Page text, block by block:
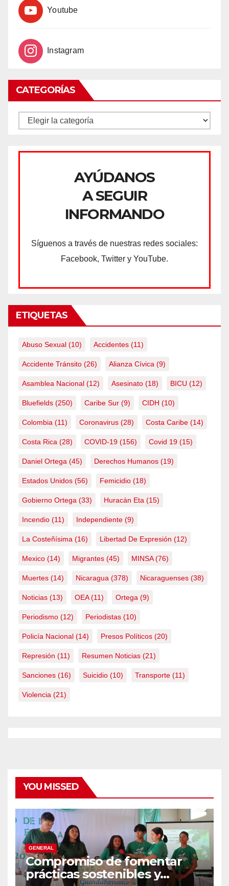
Youtube
Instagram
CATEGORÍAS
CATEGORÍAS
AYÚDANOS
A SEGUIR
INFORMANDO
Síguenos a través de nuestras redes sociales:
Facebook, Twitter y YouTube.
ETIQUETAS
Abuso Sexual (10) Accidentes (11)
Accidente Tránsito (26) Alianza Cívica (9)
Asamblea Nacional (12) Asesinato (18) BICU (12)
Bluefields (250) Caribe Sur (9) CIDH (10)
Colombia (11) Coronavirus (28) Costa Caribe (14)
Costa Rica (28) COVID-19 (156) Covid 19 (15)
Daniel Ortega (45) Derechos Humanos (19)
Estados Unidos (56) Femicidio (18)
Gobierno Ortega (33) Huracán Eta (15)
Incendio (11) Independiente (9)
La Costeñísima (16) Libertad De Expresión (12)
Mexico (14) Migrantes (45) MINSA(76)
Muertes (14) Nicaragua (378) Nicaraguenses (38)
Noticias (13) OEA(11) Ortega (9)
Periodismo (12) Periodistas (10)
Policía Nacional (14) Presos Políticos (20)
Represión (11) Resumen Noticias (21)
Sanciones (16) Suicidio (10) Transporte (11)
Violencia (21)
YOU MISSED
GENERAL
Compromiso de fomentar
prácticas sostenibles y